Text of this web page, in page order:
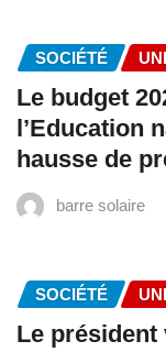
SOCIÉTÉ
Le budget
l’Education
hausse de
barre solaire
SOCIÉTÉ
Le président